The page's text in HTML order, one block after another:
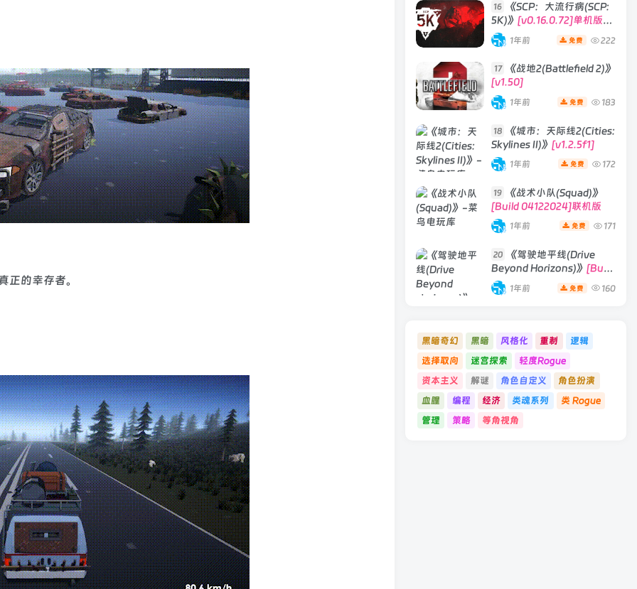
正的幸存者。
16
《SCP：大流行病(SCP:
5K)》 [v0.16.0.72]单机版/
联机版
1年前 免费 222
17
《战地2(Battlefield 2)》
[v1.50]
1年前 免费 183
18
《城市：天际线2(Cities:
Skylines II)》 [v1.2.5f1]
1年前 免费 172
19
《战术小队(Squad)》
[Build 04122024]联机版
1年前 免费 171
20
《驾驶地平线(Drive
Beyond Horizons)》 [Build
19066396 单机版/联机版]
1年前 免费 160
黑暗奇幻 黑暗 风格化 重制
逻辑
选择取向
迷宫探索
轻度Rogue
资本主义
解谜 角色自定义
角色扮演
血腥
编程 经济 类魂系列
类 Rogue
管理
策略 等角视角